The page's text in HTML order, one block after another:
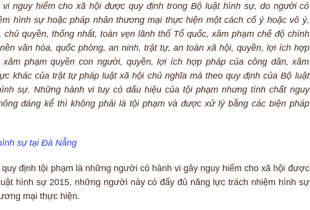
vi nguy hiểm cho xã hội được quy định trong Bộ luật hình sự, do người có
hình sự hoặc pháp nhân thương mại thực hiện một cách cố ý hoặc vô ý,
chủ quyền, thống nhất, toàn vẹn lãnh thổ Tổ quốc, xâm phạm chế độ chính
văn hóa, quốc phòng, an ninh, trật tự, an toàn xã hội, quyền, lợi ích hợp
phạm quyền con người, quyền, lợi ích hợp pháp của công dân, xâm
khác của trật tự pháp luật xã hội chủ nghĩa mà theo quy định của Bộ luật
sự. Những hành vi tuy có dấu hiệu của tội phạm nhưng tính chất nguy
đáng kể thì không phải là tội phạm và được xử lý bằng các biện pháp
sự tại Đà Nẵng
định tội phạm là những người có hành vi gây nguy hiểm cho xã hội được
hình sự 2015, những người này có đẩy đủ năng lực trách nhiệm hình sự
mại thực hiện.